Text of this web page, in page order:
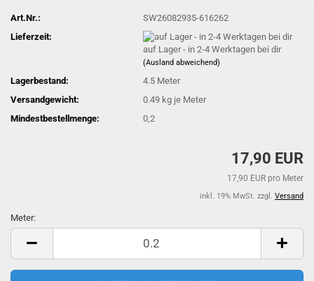
Art.Nr.:
SW26082935-616262
Lieferzeit:
auf Lager - in 2-4 Werktagen bei dir
(Ausland abweichend)
Lagerbestand: 4.5 Meter
Versandgewicht:
0.49 kg je Meter
Mindestbestellmenge:
0,2
17,90 EUR
17,90 EUR pro Meter
inkl. 19% MwSt. zzgl. Versand
Meter:
Meter